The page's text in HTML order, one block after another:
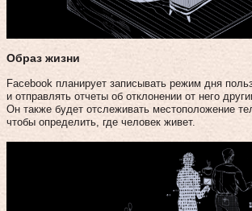
Образ жизни
Facebook планирует записывать режим дня
и отправлять отчеты об отклонении от него
Он также будет отслеживать местоположение
чтобы определить, где человек живет.